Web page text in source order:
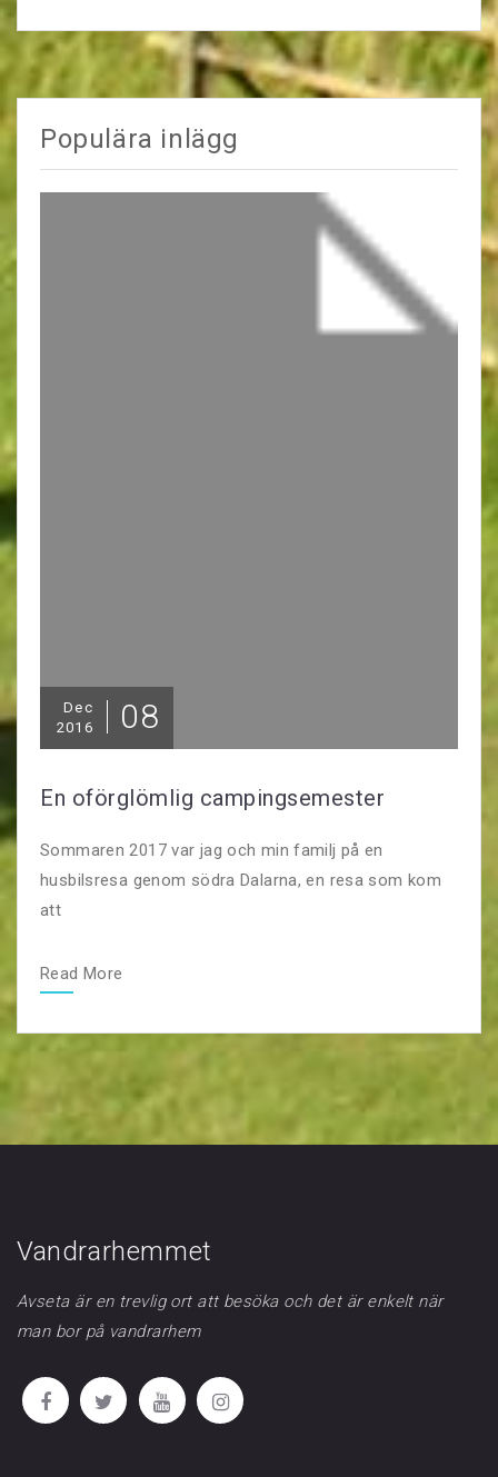
Populära inlägg
Dec
2016
08
En oförglömlig campingsemester
Sommaren 2017 var jag och min familj på en
husbilsresa genom södra Dalarna, en resa som kom
att
Read More
Vandrarhemmet
Avseta är en trevlig ort att besöka och det är enkelt när
man bor på vandrarhem